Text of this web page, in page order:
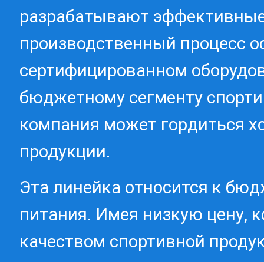
разрабатывают
производственный процесс
сертифицированном
бюджетному сегменту
компания может гордиться
продукции.
Эта линейка относится к
питания. Имея низкую цену,
качеством спортивной